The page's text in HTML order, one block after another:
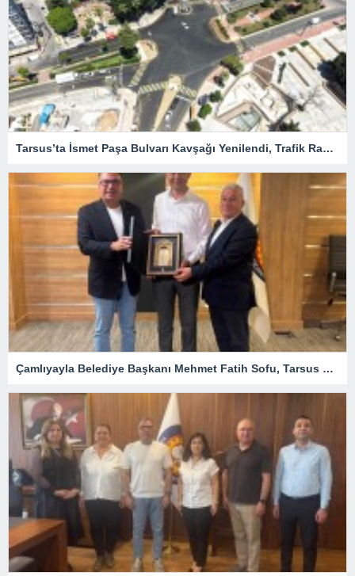
Tarsus’ta İsmet Paşa Bulvarı Kavşağı Yenilendi, Trafik Rahatladı
Çamlıyayla Belediye Başkanı Mehmet Fatih Sofu, Tarsus TSO Meclis Toplantısına Konuk Oldu